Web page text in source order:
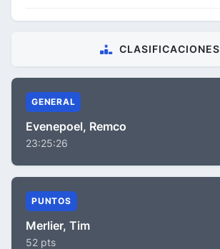
CLASIFICACIONES
GENERAL
Evenepoel, Remco
23:25:26
PUNTOS
Merlier, Tim
52 pts